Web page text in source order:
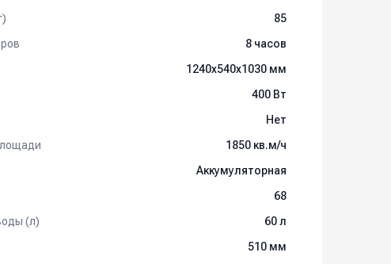
85
8 часов
1240х540х1030 мм
400 Вт
Нет
1850 кв.м/ч
Аккумуляторная
68
(л)
60 л
510 мм